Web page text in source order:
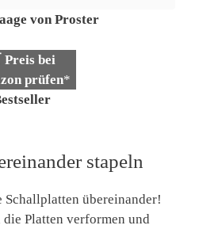
von Proster
Preis bei
prüfen*
stapeln
Schallplatten übereinander!
Platten verformen und